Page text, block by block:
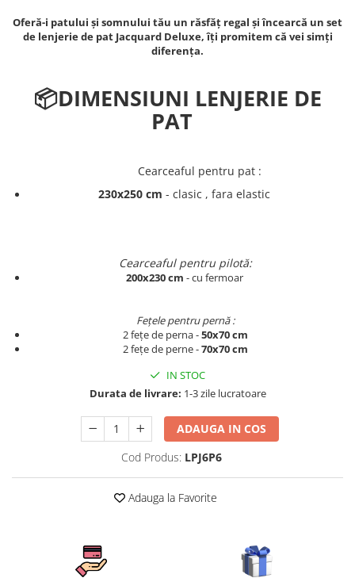
Set Lenjerie Pat Blanita Iepure, 6
Piese, Cu Pilota Inclusa
Lenjerii De Pat Premium Collection
Set Lenjerie De Pat, 7 Piese, Cu
Pilota / Cuvertura Inclusa
Set Lenjerie De Pat Jacquard Regal,
Lenjerii Damasc Egiptean King Size
Lenjerii De Pat, Finet Premium, 1
Lenjerii De Pat, Imprimeu 3D, 1
Oferă-i patului și somnului tău un răsfăț regal și încearcă un set
de lenjerie de pat Jacquard Deluxe, îți promitem că vei simți
diferența.
📦DIMENSIUNI LENJERIE DE
PAT
Cearceaful pentru pat :
230x250 cm - clasic , fara elastic
Cearceaful pentru pilotă:
200x230 cm - cu fermoar
Fețele pentru pernă :
2 fețe de perna -50x70 cm
2 fețe de perne -70x70 cm
IN STOC
Durata de livrare: 1-3 zile lucratoare
ADAUGA IN COS
Cod Produs: LPJ6P6
Adauga la Favorite